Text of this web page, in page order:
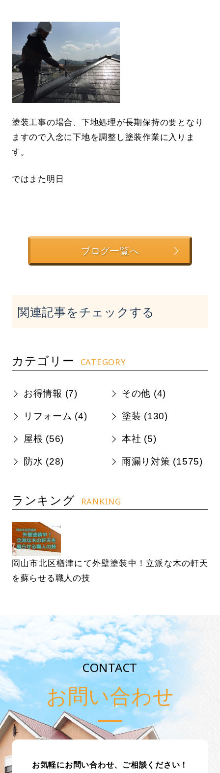
塗装工事の場合、下地処理が長期保持の要となり
ますので入念に下地を調整し塗装作業に入りま
す。
ではまた明日
ブログ一覧へ
関連記事をチェックする
カテゴリー CATEGORY
お得情報 (7) その他 (4)
リフォーム (4) 塗装 (130)
屋根 (56) 本社 (5)
防水 (28) 雨漏り対策 (1575)
ランキング RANKING
岡山市北区楢津にて外壁塗装中！立派な木の軒天
を蘇らせる職人の技
CONTACT
お問い合わせ
お気軽にお問い合わせ、ご相談ください！